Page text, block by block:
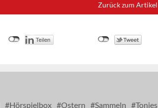
Zurück zum Artikel
Hörspielbox Ostern Sammeln Tonies